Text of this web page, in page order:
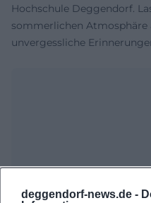
deggendorf-news.de -
Hochschule Deggendorf.
sommerlichen Atmosphäre
unvergessliche